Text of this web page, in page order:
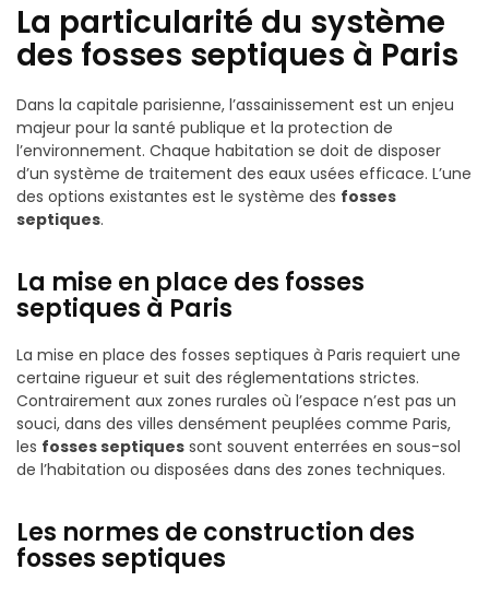
La particularité du système
des fosses septiques à Paris
Dans la capitale parisienne, l’assainissement est un enjeu
majeur pour la santé publique et la protection de
l’environnement. Chaque habitation se doit de disposer
d’un système de traitement des eaux usées efficace. L’une
des options existantes est le système des fosses
septiques.
La mise en place des fosses
septiques à Paris
La mise en place des fosses septiques à Paris requiert une
certaine rigueur et suit des réglementations strictes.
Contrairement aux zones rurales où l’espace n’est pas un
souci, dans des villes densément peuplées comme Paris,
les fosses septiques sont souvent enterrées en sous-sol
de l’habitation ou disposées dans des zones techniques.
Les normes de construction des
fosses septiques